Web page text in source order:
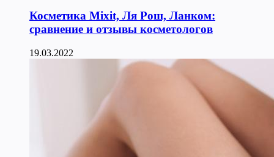
Косметика Мixit, Ля Рош, Ланком:
сравнение и отзывы косметологов
19.03.2022